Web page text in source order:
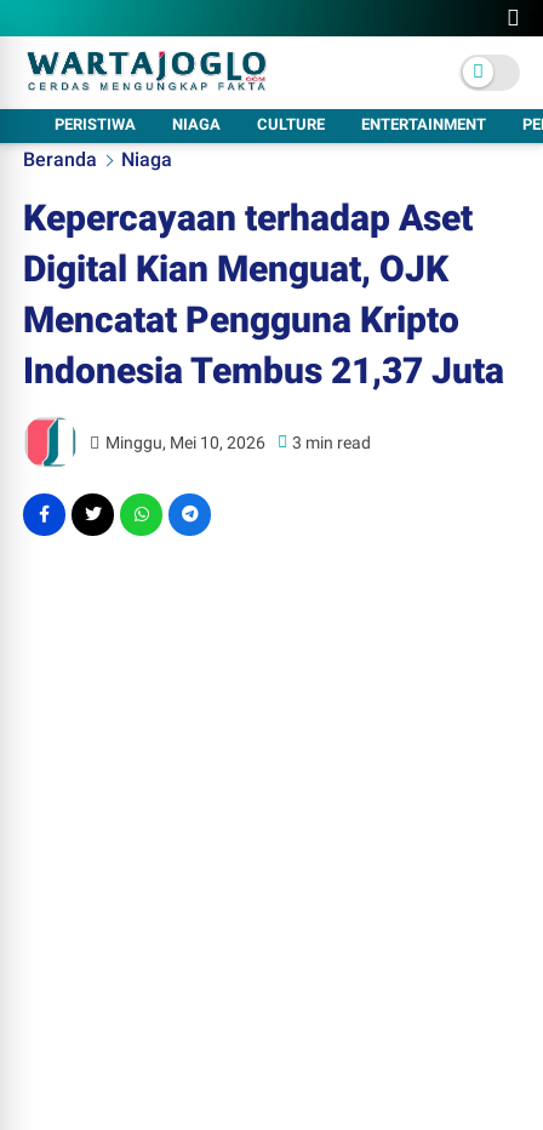
PERISTIWA NIAGA CULTURE ENTERTAINMENT
Beranda Niaga
Kepercayaan terhadap Aset
Digital Kian Menguat, OJK
Mencatat Pengguna Kripto
Indonesia Tembus 21,37 Juta
Minggu, Mei 10, 2026 3 min read